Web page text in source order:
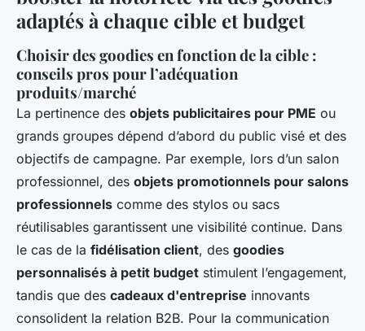
adaptés à chaque cible et budget
Choisir des goodies en fonction de la cible :
conseils pros pour l’adéquation
produits/marché
La pertinence des objets publicitaires pour PME ou
grands groupes dépend d’abord du public visé et des
objectifs de campagne. Par exemple, lors d’un salon
professionnel, des objets promotionnels pour salons
professionnels comme des stylos ou sacs
réutilisables garantissent une visibilité continue. Dans
le cas de la fidélisation client, des goodies
personnalisés à petit budget stimulent l’engagement,
tandis que des cadeaux d'entreprise innovants
consolident la relation B2B. Pour la communication